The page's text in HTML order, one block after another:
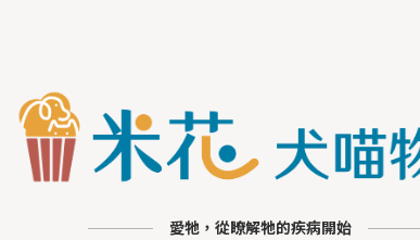
愛牠，從瞭解牠的疾病開始